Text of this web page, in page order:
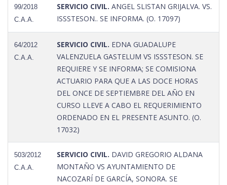
99/2018
C.A.A.
SERVICIO CIVIL. ANGEL SLISTAN GRIJALVA. VS.
ISSSTESON.. SE INFORMA. (O. 17097)
64/2012
C.A.A.
SERVICIO CIVIL. EDNA GUADALUPE
VALENZUELA GASTELUM VS ISSSTESON. SE
REQUIERE Y SE INFORMA; SE COMISIONA
ACTUARIO PARA QUE A LAS DOCE HORAS
DEL ONCE DE SEPTIEMBRE DEL AÑO EN
CURSO LLEVE A CABO EL REQUERIMIENTO
ORDENADO EN EL PRESENTE ASUNTO. (O.
17032)
503/2012
C.A.A.
SERVICIO CIVIL. DAVID GREGORIO ALDANA
MONTAÑO VS AYUNTAMIENTO DE
NACOZARÍ DE GARCÍA, SONORA. SE